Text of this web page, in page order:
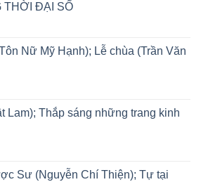
THỜI ĐẠI SỐ
Nữ Mỹ Hạnh); Lễ chùa (Trần Văn
Lam); Thắp sáng những trang kinh
Sư (Nguyễn Chí Thiện); Tự tại